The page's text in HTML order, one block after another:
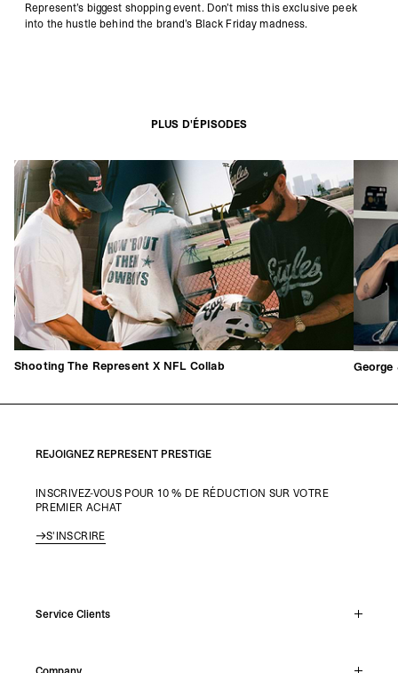
Represent’s biggest shopping event. Don’t miss this exclusive peek
into the hustle behind the brand’s Black Friday madness.
PLUS D'ÉPISODES
Shooting The Represent X NFL Collab
REJOIGNEZ REPRESENT PRESTIGE
INSCRIVEZ-VOUS POUR 10 % DE RÉDUCTION SUR VOTRE
PREMIER ACHAT
S'INSCRIRE
Service Clients